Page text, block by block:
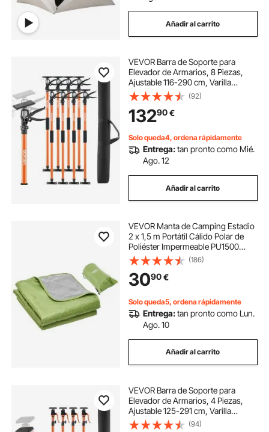
Añadir al carrito
VEVOR Barra de Soporte para
Elevador de Armarios, 8 Piezas,
Ajustable 116-290 cm, Varilla
Telescópica Rápida Liviana de
Acero, Carga de 70 kg para Instalar
Armarios y Levantar Paneles de
Yeso
(92)
13290€
Solo queda4, ordena rápidamente
Entrega:tan pronto como Mié.
Ago. 12
Añadir al carrito
VEVOR Manta de Camping Estadio
2 x 1,5 m Portátil Cálido Polar de
Poliéster Impermeable PU1500
Resistente al Viento Ignífugo para
Exteriores, Pícnics, Senderismo,
Eventos Deportivos, Camping,
Verde
(186)
3090€
Solo queda5, ordena rápidamente
Entrega:tan pronto como Lun.
Ago. 10
Añadir al carrito
VEVOR Barra de Soporte para
Elevador de Armarios, 4 Piezas,
Ajustable 125-291 cm, Varilla
Telescópica Rápida Resistente de
(94)